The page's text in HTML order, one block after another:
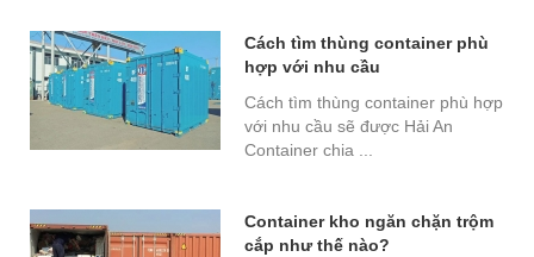
Cách tìm thùng container phù
hợp với nhu cầu
Cách tìm thùng container phù hợp
với nhu cầu sẽ được Hải An
Container chia ...
Container kho ngăn chặn trộm
cắp như thế nào?